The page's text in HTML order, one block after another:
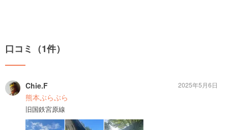
口コミ（1件）
Chie.F
熊本ぶらぶら
旧国鉄宮原線
2025年5月6日